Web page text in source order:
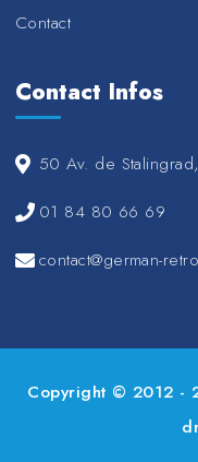
Contact
Contact Infos
50 Av. de
01 84 80 66 69
contact@german-
Copyright © 2012 -